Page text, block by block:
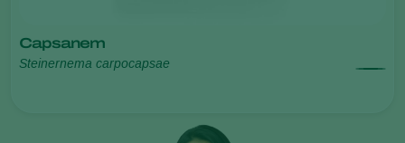
Capsanem
Steinernema carpocapsae